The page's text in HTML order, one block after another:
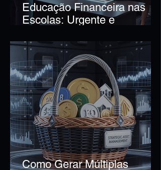
Educação Financeira nas
Escolas: Urgente e
Como Gerar Múltiplas